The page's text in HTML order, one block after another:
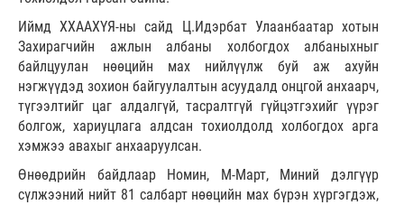
Иймд ХХААХҮЯ-ны сайд Ц.Идэрбат Улаанбаатар хотын
Захирагчийн ажлын албаны холбогдох албаныхныг
байлцуулан нөөцийн мах нийлүүлж буй аж ахуйн
нэгжүүдэд зохион байгуулалтын асуудалд онцгой анхаарч,
түгээлтийг цаг алдалгүй, тасралтгүй гүйцэтгэхийг үүрэг
болгож, хариуцлага алдсан тохиолдолд холбогдох арга
хэмжээ авахыг анхааруулсан.
Өнөөдрийн байдлаар Номин, М-Март, Миний дэлгүүр
сүлжээний нийт 81 салбарт нөөцийн мах бүрэн хүргэгдэж,